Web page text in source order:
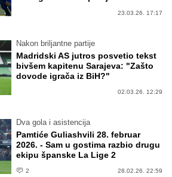
23.03.26. 17:17
Nakon briljantne partije
Madridski AS jutros posvetio tekst
bivšem kapitenu Sarajeva: "Zašto
dovode igrača iz BiH?"
02.03.26. 12:29
Dva gola i asistencija
Pamtiće Guliashvili 28. februar
2026. - Sam u gostima razbio drugu
ekipu španske La Lige 2
2 28.02.26. 22:59